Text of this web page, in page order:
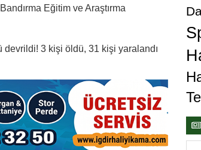
Eğitim ve Araştırma
devrildi! 3 kişi öldü, 31 kişi yaralandı